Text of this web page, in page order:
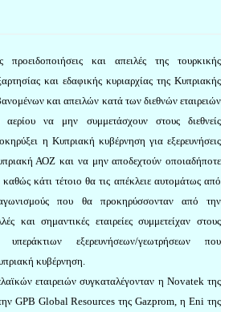
προειδοποιήσεις και απειλές της τουρκικής
και εδαφικής κυριαρχίας της Κυπριακής
και απειλών κατά των διεθνών εταιρειών
αερίου να μην συμμετάσχουν στους διεθνείς
η Κυπριακή κυβέρνηση για εξερευνήσεις
ΑΟΖ και να μην αποδεχτούν οποιαδήποτε
κάτι τέτοιο θα τις απέκλειε αυτομάτως από
που θα προκηρύσσονταν από την
και σημαντικές εταιρείες συμμετείχαν στους
εξερευνήσεων/γεωτρήσεων που
κυβέρνηση.
εταιρειών συγκαταλέγονταν η Novatek της
GPB Global Resources της Gazprom, η Eni της